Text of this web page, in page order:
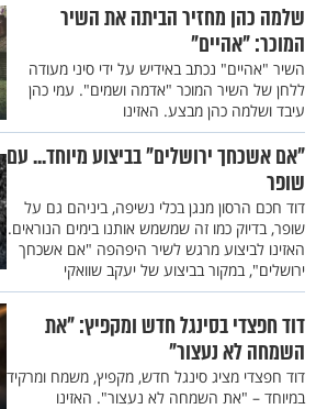
שלמה כהן מחזיר הביתה את השיר
המוכר: "אהיים"
השיר "אהיים" נכתב באידיש על ידי סיני מעודה
ללחן של השיר המוכר "אדמה ושמים". עמי כהן
עיבד ושלמה כהן מבצע. האזינו
"אם אשכחך ירושלים" בביצוע מיוחד... עם
שופר
דוד חכם הרסון מנגן בכלי נשיפה, ביניהם גם על
שופר, בדיוק כמו זה שמשמש אותנו בימים הנוראים.
האזינו לביצוע מרגש לשיר היפהפה "אם אשכחך
ירושלים", במקור בביצוע של יעקב שוואקי
דוד חפצדי בסינגל חדש ומקפיץ: "את
השמחה לא נעצור"
דוד חפצדי מציג סינגל חדש, מקפיץ, משמח ומרקיד
במיוחד – "את השמחה לא נעצור". האזינו